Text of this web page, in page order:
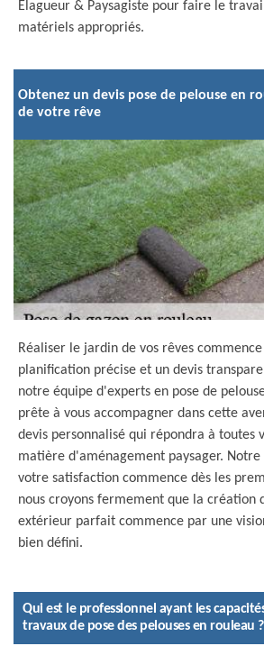
Elagueur & Paysagiste pour faire le
matériels appropriés.
Obtenez un devis pose de pelouse en
de votre rêve
Réaliser le jardin de vos rêves
planification précise et un devis
notre équipe d'experts en pose de
prête à vous accompagner dans cette
devis personnalisé qui répondra à toutes
matière d'aménagement paysager.
votre satisfaction commence dès les
nous croyons fermement que la création
extérieur parfait commence par une
bien défini.
Qui est le professionnel ayant les
travaux de pose des pelouses en rouleau ?